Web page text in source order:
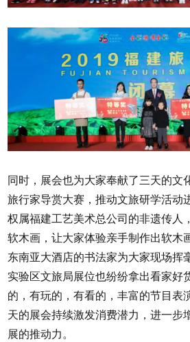
同时，展会也为大家奉献了三天的文
旅行家导赏大赛，推动文旅研学活动
权属福建工艺美术总公司的非遗传人
软木画，让大家体验亲手制作出软木
东南亚大酒店的书法家为大家现场挥
实验区文旅局展位也纷纷拿出看家好
的，有玩的，有看的，丰富的节目表
天的展会持续激发消费潜力，进一步
展的推动力。